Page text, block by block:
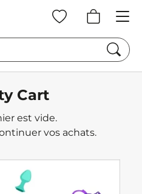
Cart
est vide.
vos achats.